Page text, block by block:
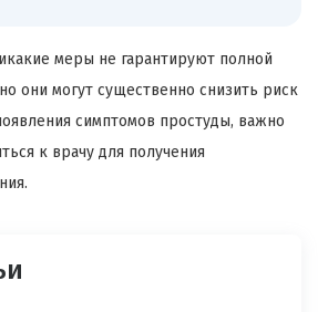
меры не гарантируют полной
они могут существенно снизить риск
симптомов простуды, важно
к врачу для получения